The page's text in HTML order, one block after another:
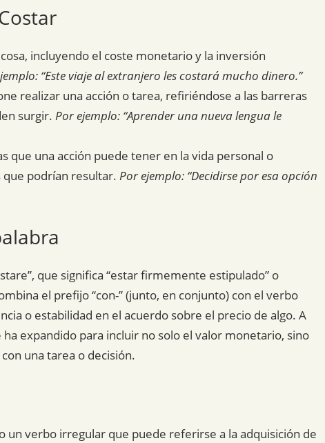
incluyendo el coste monetario y la inversión
“Este viaje al extranjero les costará mucho dinero.”
realizar una acción o tarea, refiriéndose a las barreras
surgir. Por ejemplo: “Aprender una nueva lengua le
que una acción puede tener en la vida personal o
que podrían resultar. Por ejemplo: “Decidirse por esa opción
que significa “estar firmemente estipulado” o
el prefijo “con-” (junto, en conjunto) con el verbo
o estabilidad en el acuerdo sobre el precio de algo. A
expandido para incluir no solo el valor monetario, sino
una tarea o decisión.
un verbo irregular que puede referirse a la adquisición de